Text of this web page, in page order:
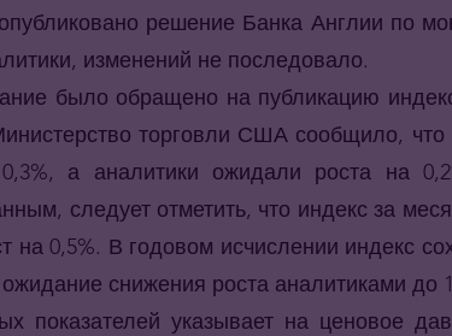
решение Банка Англии по
изменений не последовало.
было обращено на публикацию
торговли США сообщило, что
а аналитики ожидали роста на
следует отметить, что индекс за
на 0,5%. В годовом исчислении индекс
снижения роста аналитиками до
показателей указывает на ценовое